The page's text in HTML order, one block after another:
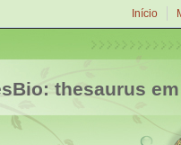
Início
thesaurus